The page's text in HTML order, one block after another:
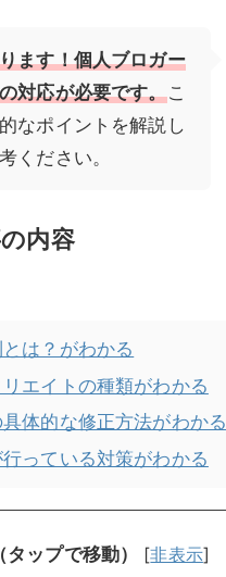
ます！個人ブロガー
対応が必要です。こ
なポイントを解説し
ください。
内容
は？がわかる
エイトの種類がわかる
体的な修正方法がわかる
っている対策がわかる
タップで移動） [非表示]